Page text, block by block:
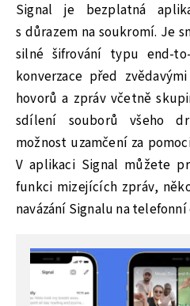
Signal je bezplatná
s důrazem na soukromí. Je
silné šifrování typu end-
konverzace před
hovorů a zpráv včetně
sdílení souborů všeho
možnost uzamčení za
V aplikaci Signal můžete
funkci mizejících zpráv,
navázání Signalu na telefonní